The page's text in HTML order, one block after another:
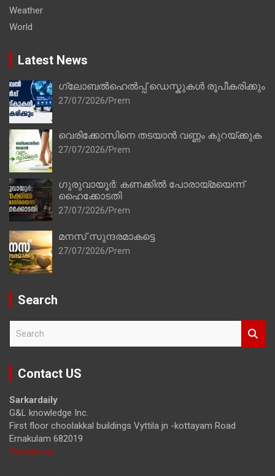
Weather
World
Latest News
ഗ്ലോബൽഹെൽപ്പ് ഡെസ്കുകൾ രൂപീകരിക്കും
27/07/2026 Prem
വെരിക്കോസിനെ തടയാൻ വണ്ണം കുറയ്ക്കുക
27/07/2026 Prem
ഗുരുവായൂർ: കണക്കിൽ പോരായ്മയെന്ന്
ഹൈക്കോടതി
27/07/2026 Prem
മനസ് സുന്ദരമാകട്ടെ
27/07/2026 Prem
Search
r
Contact US
Sarkardaily
G&L knowledge Inc.
First floor choolakkal buildings Vyttila jn -kottayam Road
Ernakulam 682019
Contact us